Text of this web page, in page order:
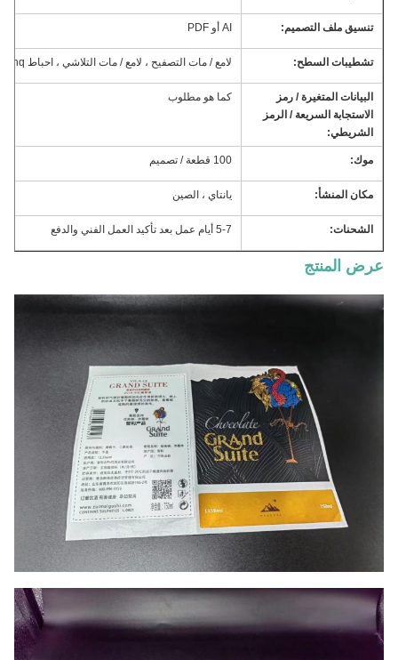
تنسيق ملف التصميم: AI أو PDF
تشطيبات السطح: لامع / مات التصفيح ، لامع / مات التلاشي ، احباط Stampinq ، ختم
البيانات المتغيرة / رمز
الاستجابة السريعة / الرمز
الشريطي:
كما هو مطلوب
موك: 100 قطعة / تصميم
مكان المنشأ: يانتاي ، الصين
الشحنات: 5-7 أيام عمل بعد تأكيد العمل الفني والدفع
عرض المنتج